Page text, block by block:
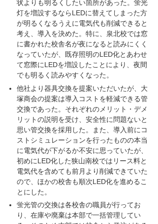
状よりも明るくしたい箇所があった。蛍光
灯を増設するならLEDに替えてしまった方
が明るくなるうえに電気代も削減できると
考え、導入を決めた。特に、泉北校では窓
に書かれた校舎名が夜になると読みにくく
なっていたが、既存照明のLED化とあわせ
て窓際にLEDを増設したことにより、夜間
でも明るく読みやすくなった。
他社より器具交換を提案いただいたが、大
塚商会の提案は導入コストを軽減できる管
交換であった。それぞれのメリット・デメ
リットの説明を受け、安全性に問題ないと
思い管交換を採用した。また、導入前にコ
ストシミュレーションを行ったものの本当
に電気代が下がるか不安に思っていたが、
初めにLED化した狭山南校ではリース料と
電気代を含めても前月より削減できていた
ので、ほかの校舎も順次LED化を進めるこ
とにした。
蛍光管の交換は各校舎の職員が行ってお
り、在庫や廃棄は本部で一括管理してい